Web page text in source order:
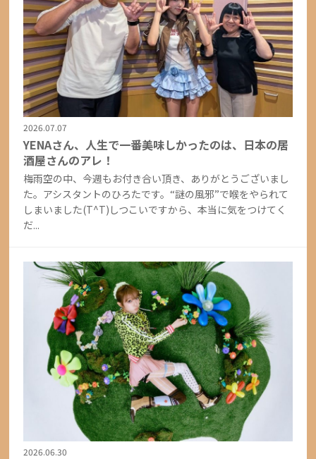
2026.07.07
YENAさん、人生で一番美味しかったのは、日本の居
酒屋さんのアレ！
梅雨空の中、今週もお付き合い頂き、ありがとうございまし
た。アシスタントのひろたです。“謎の風邪”で喉をやられて
しまいました(T^T)しつこいですから、本当に気をつけてく
だ...
2026.06.30